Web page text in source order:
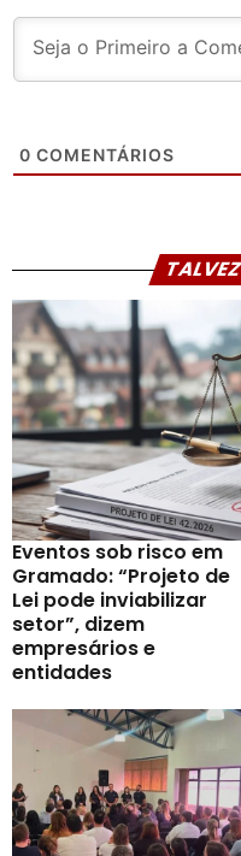
0 COMENTÁRIOS
Eventos sob risco em
Gramado: “Projeto de
Lei pode inviabilizar
setor”, dizem
empresários e
entidades